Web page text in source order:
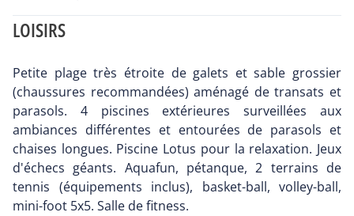
LOISIRS
Petite plage très étroite de galets et sable grossier
(chaussures recommandées) aménagé de transats et
parasols. 4 piscines extérieures surveillées aux
ambiances différentes et entourées de parasols et
chaises longues. Piscine Lotus pour la relaxation. Jeux
d'échecs géants. Aquafun, pétanque, 2 terrains de
tennis (équipements inclus), basket-ball, volley-ball,
mini-foot 5x5. Salle de fitness.